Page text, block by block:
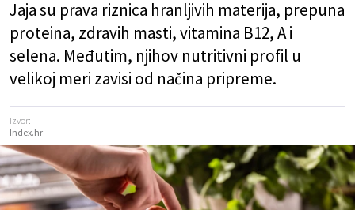
Jaja su prava riznica hranljivih materija, prepuna
proteina, zdravih masti, vitamina B12, A i
selena. Međutim, njihov nutritivni profil u
velikoj meri zavisi od načina pripreme.
Izvor:
Index.hr